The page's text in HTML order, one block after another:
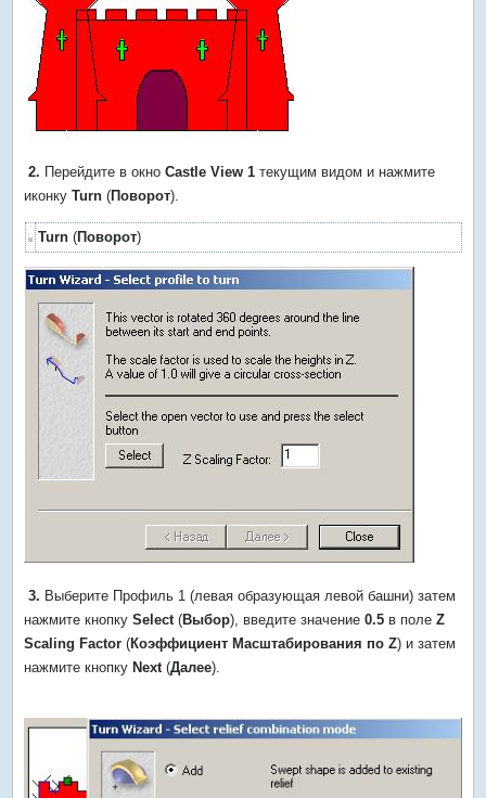
2. Перейдите в окноCastle View 1 текущим видом и нажмите
иконкуTurn (Поворот).
Turn (Поворот)
3. Выберите Профиль 1 (левая образующая левой башни) затем
нажмите кнопкуSelect(Выбор), введите значение0.5 в полеZ
Scaling Factor (Коэффициент Масштабирования по Z) и затем
нажмите кнопку Next(Далее).